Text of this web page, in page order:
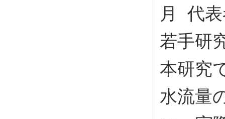
月 代
若手研
本研究
水流量